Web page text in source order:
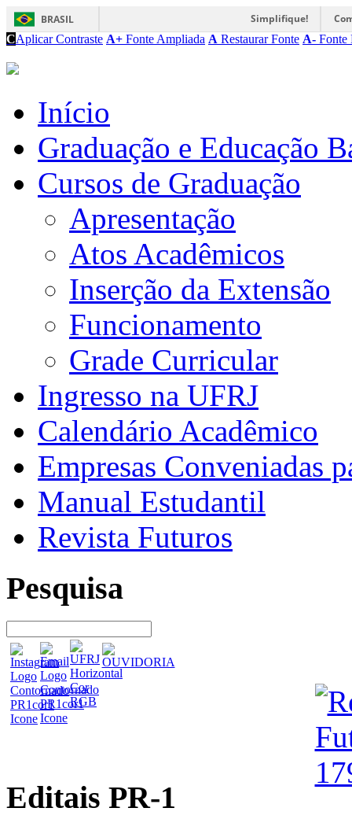
BRASIL Simplifique!
CAplicar Contraste A+ Fonte Ampliada A Restaurar Fonte A- Fonte
Início
Graduação e Educação
Cursos de Graduação
Apresentação
Atos Acadêmicos
Inserção da Extensão
Funcionamento
Grade Curricular
Ingresso na UFRJ
Calendário Acadêmico
Empresas Conveniadas
Manual Estudantil
Revista Futuros
Pesquisa
Editais PR-1